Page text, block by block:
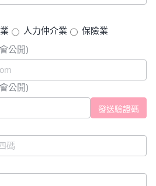
人力仲介業
保險業
公開)
公開)